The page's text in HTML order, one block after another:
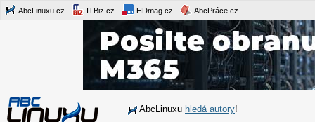
AbcLinuxu.cz ITBiz.cz HDmag.cz AbcPráce.cz
AbcLinuxu hledá autory!